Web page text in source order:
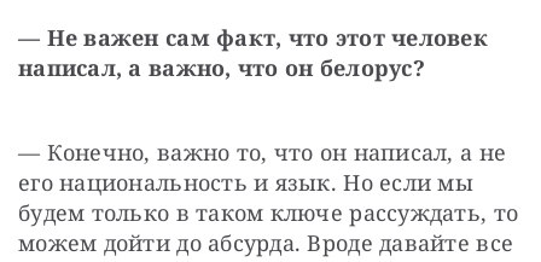
— Не важен сам факт, что этот человек
написал, а важно, что он белорус?
— Конечно, важно то, что он написал, а не
его национальность и язык. Но если мы
будем только в таком ключе рассуждать, то
можем дойти до абсурда. Вроде давайте все